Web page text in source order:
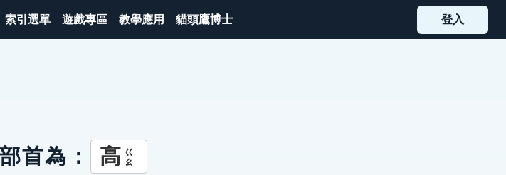
索引選單 遊戲專區 教學應用 貓頭鷹博士 登入
首為： 高 ㄍㄠ